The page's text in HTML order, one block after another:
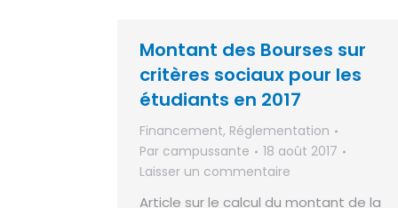
Montant des Bourses sur
critères sociaux pour les
étudiants en 2017
Financement, Réglementation
Par campussante
18 août 2017
Laisser un commentaire
Article sur le calcul du montant de la